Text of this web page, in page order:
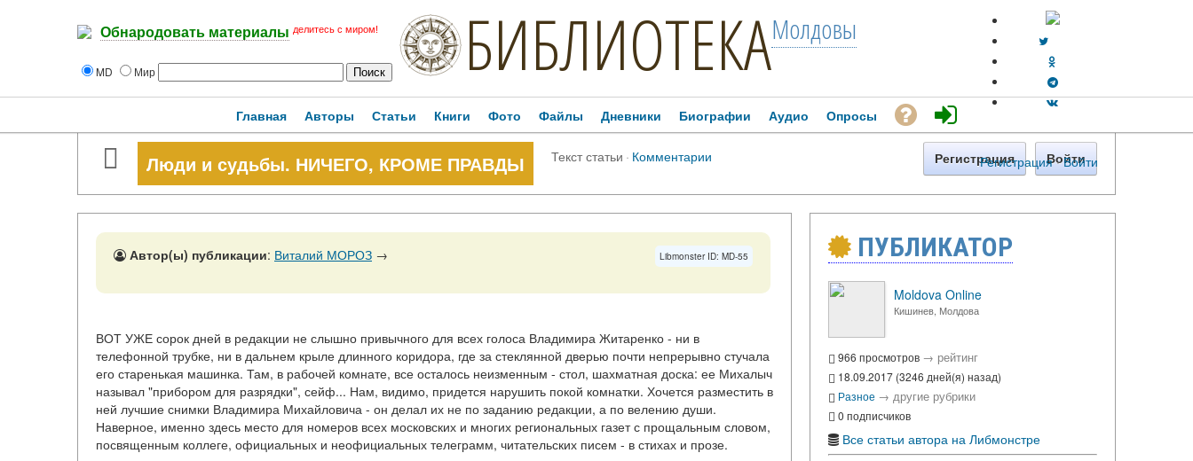
Обнародовать материалы делитесь с миром!
MD Мир БИБЛИОТЕКАМолдовы
Регистрация · Войти
Главная Авторы Статьи Книги Фото Файлы Дневники Биографии Аудио Опросы
Люди и судьбы. НИЧЕГО, КРОМЕ ПРАВДЫ Текст статьи · Комментарии Регистрация Войти
Libmonster ID: MD-55
Автор(ы) публикации: Виталий МОРОЗ →
ВОТ УЖЕ сорок дней в редакции не слышно привычного для всех голоса Владимира Житаренко - ни в
телефонной трубке, ни в дальнем крыле длинного коридора, где за стеклянной дверью почти непрерывно стучала
его старенькая машинка. Там, в рабочей комнате, все осталось неизменным - стол, шахматная доска: ее Михалыч
называл "прибором для разрядки", сейф... Нам, видимо, придется нарушить покой комнатки. Хочется разместить в
ней лучшие снимки Владимира Михайловича - он делал их не по заданию редакции, а по велению души.
Наверное, именно здесь место для номеров всех московских и многих региональных газет с прощальным словом,
посвященным коллеге, официальных и неофициальных телеграмм, читательских писем - в стихах и прозе.
ПУБЛИКАТОР
Moldova Online
Кишинев, Молдова
966 просмотров → рейтинг
18.09.2017 (3246 дней(я) назад)
Разное → другие рубрики
0 подписчиков
Все статьи автора на Либмонстре